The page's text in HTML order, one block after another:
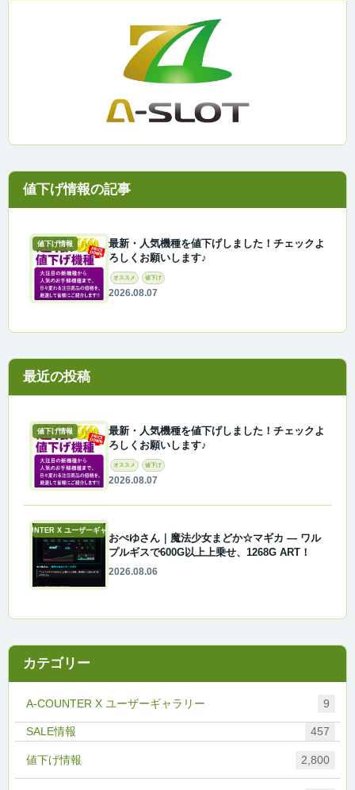
値下げ情報
最新・人気機種を値下げしました！チェックよ
ろしくお願いします♪
オススメ 値下げ
2026.08.07
最近の投稿
値下げ情報
最新・人気機種を値下げしました！チェックよ
ろしくお願いします♪
オススメ 値下げ
2026.08.07
A-COUNTER X ユーザーギャラリー
おぺゆさん｜魔法少女まどか☆マギカ ― ワル
プルギスで600G以上上乗せ、1268G ART！
2026.08.06
カテゴリー
A-COUNTER X ユーザーギャラリー 9
457
値下げ情報 2,800